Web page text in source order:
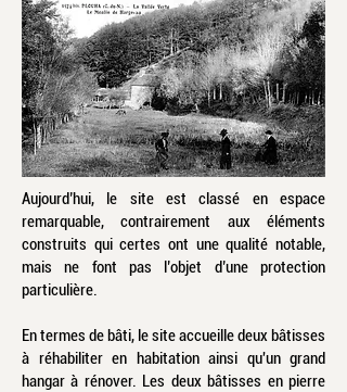
Aujourd’hui, le site est classé en espace
remarquable, contrairement aux éléments
construits qui certes ont une qualité notable,
mais ne font pas l’objet d’une protection
particulière.
En termes de bâti, le site accueille deux bâtisses
à réhabiliter en habitation ainsi qu'un grand
hangar à rénover. Les deux bâtisses en pierre